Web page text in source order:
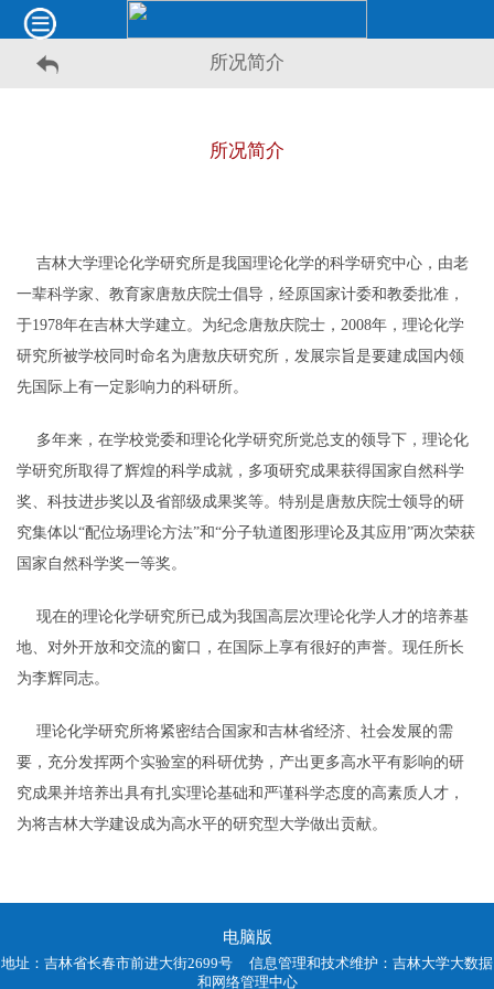
所况简介
所况简介
吉林大学理论化学研究所是我国理论化学的科学研究中心，由老
一辈科学家、教育家唐敖庆院士倡导，经原国家计委和教委批准，
于1978年在吉林大学建立。为纪念唐敖庆院士，2008年，理论化学
研究所被学校同时命名为唐敖庆研究所，发展宗旨是要建成国内领
先国际上有一定影响力的科研所。
多年来，在学校党委和理论化学研究所党总支的领导下，理论化
学研究所取得了辉煌的科学成就，多项研究成果获得国家自然科学
奖、科技进步奖以及省部级成果奖等。特别是唐敖庆院士领导的研
究集体以“配位场理论方法”和“分子轨道图形理论及其应用”两次荣获
国家自然科学奖一等奖。
现在的理论化学研究所已成为我国高层次理论化学人才的培养基
地、对外开放和交流的窗口，在国际上享有很好的声誉。现任所长
为李辉同志。
理论化学研究所将紧密结合国家和吉林省经济、社会发展的需
要，充分发挥两个实验室的科研优势，产出更多高水平有影响的研
究成果并培养出具有扎实理论基础和严谨科学态度的高素质人才，
为将吉林大学建设成为高水平的研究型大学做出贡献。
电脑版
地址：吉林省长春市前进大街2699号 信息管理和技术维护：吉林大学大数据
和网络管理中心